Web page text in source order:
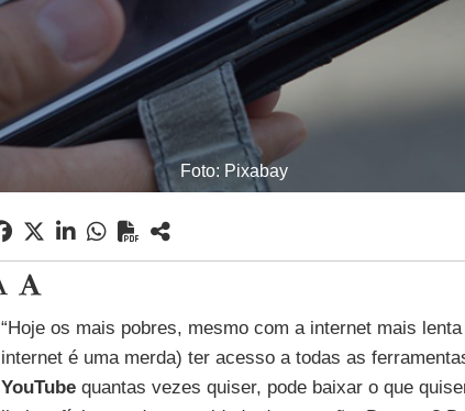
Foto: Pixabay
“Hoje os mais pobres, mesmo com a internet mais
internet é uma merda) ter acesso a todas as
YouTubequantas vezes quiser, pode baixar o que